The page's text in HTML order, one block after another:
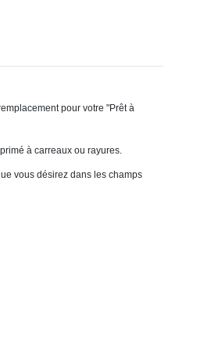
pour votre "Prêt à
à carreaux ou rayures.
vous désirez dans les champs